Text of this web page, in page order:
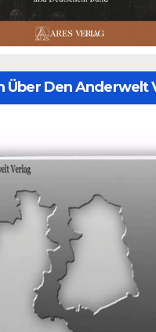
Über Den Anderwelt